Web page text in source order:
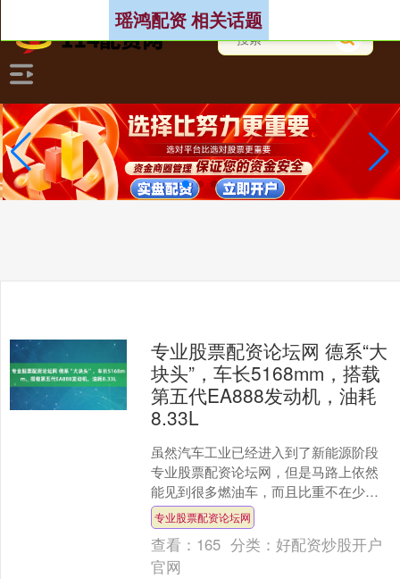
瑶鸿配资 相关话题
专业股票配资论坛网 德系“大
块头”，车长5168mm，搭载
第五代EA888发动机，油耗
8.33L
虽然汽车工业已经进入到了新能源阶段
专业股票配资论坛网，但是马路上依然
能见到很多燃油车，而且比重不在少
数，这也是不争的事实。也许是为了坚
守最后的底线，很多经典车型....
专业股票配资论坛网
查看： 165 分类：好配资炒股开户
官网